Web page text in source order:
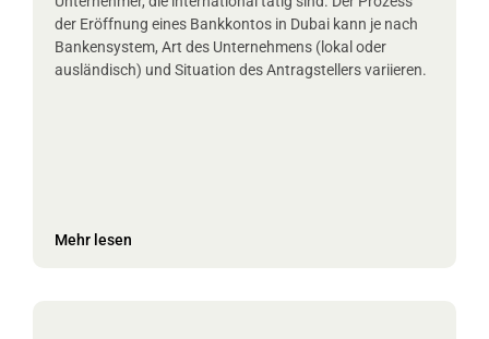
der Eröffnung eines Bankkontos in Dubai kann je nach
Bankensystem, Art des Unternehmens (lokal oder
ausländisch) und Situation des Antragstellers variieren.
Mehr lesen